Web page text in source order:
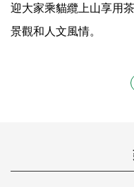
迎大家乘貓纜上山享用茶
景觀和人文風情。